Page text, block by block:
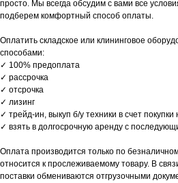
просто. Мы всегда обсудим с вами все
подберем комфортный способ оплаты.
Оплатить складское или клининговое
способами:
✓ 100% предоплата
✓ рассрочка
✓ отсрочка
✓ лизинг
✓ трейд-ин, выкуп б/у техники в счет покупки
✓ взять в долгосрочную аренду с
Оплата производится только по
относится к прослеживаемому товару. В
поставки обмениваются отгрузочными